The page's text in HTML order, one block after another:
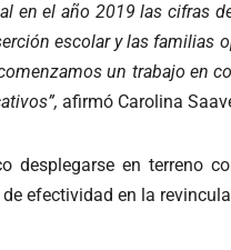
en el año 2019 las cifras
escolar y las familias
un trabajo en
afirmó Carolina
desplegarse en terreno
de efectividad en la